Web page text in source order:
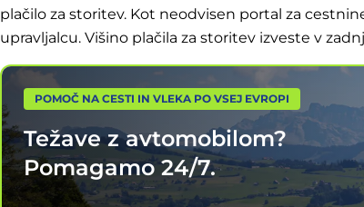
plačilo za storitev. Kot neodvisen portal za
upravljalcu. Višino plačila za storitev izveste v
POMOČ NA CESTI IN VLEKA PO VSEJ EVROPI
Težave z avtomobilom?
Pomagamo24/7.